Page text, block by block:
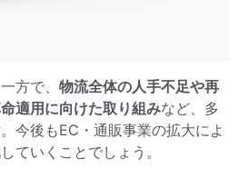
方で、 物流全体の人手不足や再
適用に向けた取り組みなど、多
今後もEC・通販事業の拡大によ
ていくことでしょう。